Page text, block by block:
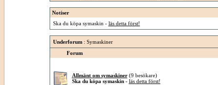
Notiser
Ska du köpa symaskin - läs detta först!
Underforum: Symaskiner
Forum
Allmänt om symaskiner (9 besökare)
Ska du köpa symaskin - läs detta först!